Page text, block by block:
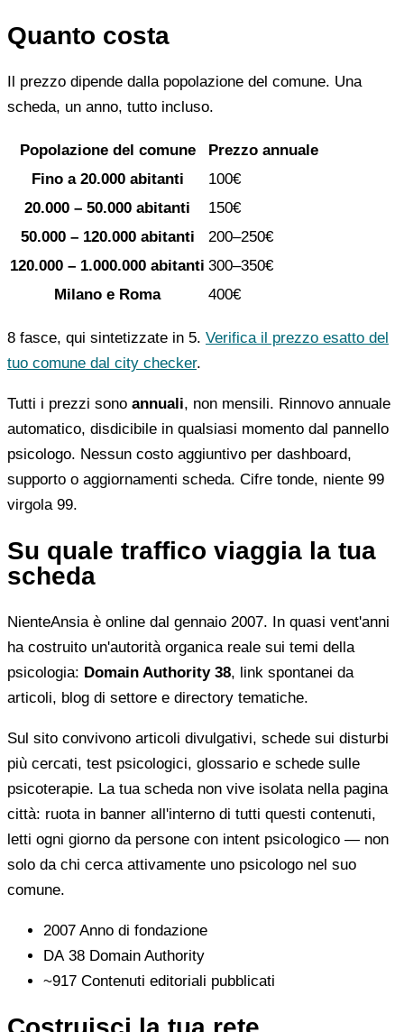
Quanto costa
Il prezzo dipende dalla popolazione del comune. Una
scheda, un anno, tutto incluso.
Popolazione del comune
Prezzo annuale
Fino a 20.000 abitanti
100€
20.000 – 50.000 abitanti
150€
50.000 – 120.000 abitanti
200–250€
120.000 – 1.000.000 abitanti 300–350€
Milano e Roma
400€
8 fasce, qui sintetizzate in 5. Verifica il prezzo esatto del
tuo comune dal city checker.
Tutti i prezzi sono annuali, non mensili. Rinnovo annuale
automatico, disdicibile in qualsiasi momento dal pannello
psicologo. Nessun costo aggiuntivo per dashboard,
supporto o aggiornamenti scheda. Cifre tonde, niente 99
virgola 99.
Su quale traffico viaggia la tua
scheda
NienteAnsia è online dal gennaio 2007. In quasi vent'anni
ha costruito un'autorità organica reale sui temi della
psicologia: Domain Authority 38, link spontanei da
articoli, blog di settore e directory tematiche.
Sul sito convivono articoli divulgativi, schede sui disturbi
più cercati, test psicologici, glossario e schede sulle
psicoterapie. La tua scheda non vive isolata nella pagina
città: ruota in banner all'interno di tutti questi contenuti,
letti ogni giorno da persone con intent psicologico — non
solo da chi cerca attivamente uno psicologo nel suo
comune.
2007 Anno di fondazione
DA 38 Domain Authority
~917 Contenuti editoriali pubblicati